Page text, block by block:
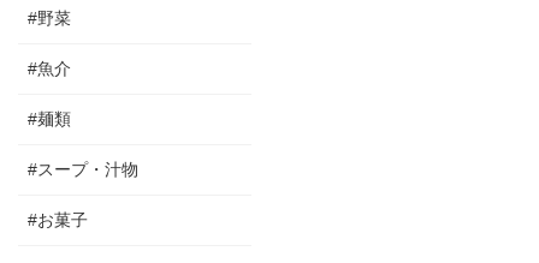
#野菜
#魚介
#麺類
#スープ・汁物
#お菓子